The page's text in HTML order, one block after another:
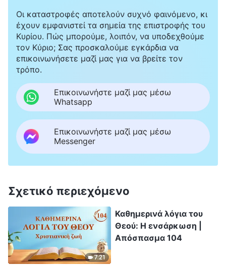
Οι καταστροφές αποτελούν συχνό φαινόμενο, κι
έχουν εμφανιστεί τα σημεία της επιστροφής του
Κυρίου. Πώς μπορούμε, λοιπόν, να υποδεχθούμε
τον Κύριο; Σας προσκαλούμε εγκάρδια να
επικοινωνήσετε μαζί μας για να βρείτε τον
τρόπο.
Επικοινωνήστε μαζί μας μέσω
Whatsapp
Επικοινωνήστε μαζί μας μέσω
Messenger
Σχετικό περιεχόμενο
7:21
Καθημερινά λόγια του
Θεού: Η ενσάρκωση |
Απόσπασμα 104